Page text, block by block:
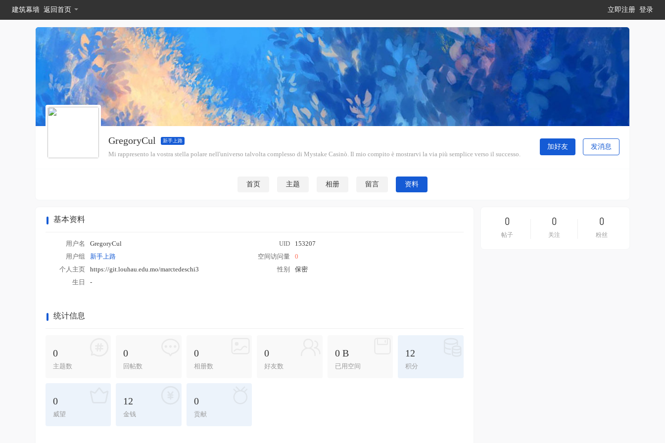
立即注册 登录
建筑幕墙 返回首页
加好友 发消息
GregoryCul 新手上路
Mi rappresento la vostra stella polare nell'universo talvolta complesso di Mystake Casinò. Il mio compito è mostrarvi la via più semplice verso il successo.
首页 主题 相册 留言 资料
基本资料
用户名 GregoryCul UID
153207
用户组
新手上路 空间访问量
0
个人主页
https://git.louhau.edu.mo/marctedeschi3 性别
保密
生日
-
统计信息
0
主题数
0
回帖数
0
相册数
0
好友数
0 B
已用空间
12
积分
0
威望
12
金钱
0
贡献
0
帖子
0
关注
0
粉丝